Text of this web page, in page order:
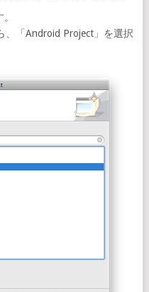
、「Android Project」を選択